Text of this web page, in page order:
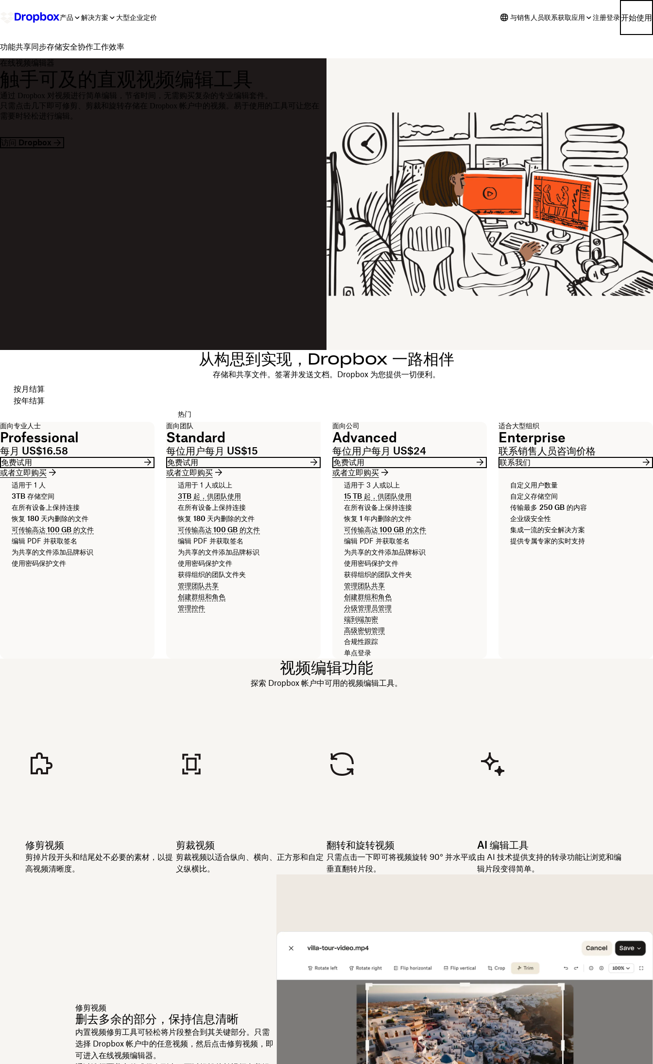
产品 解决方案 大型企业定价 与销售人员联系获取应用 注册登录开始使用
功能共享同步存储安全协作工作效率
在线视频编辑器
触手可及的直观视频编辑工具
通过 Dropbox 对视频进行简单编辑，节省时间，无需购买复杂的专业编辑套件。
只需点击几下即可修剪、剪裁和旋转存储在 Dropbox 帐户中的视频。易于使用的工具可让您在
需要时轻松进行编辑。
访问 Dropbox
从构思到实现，Dropbox 一路相伴
存储和共享文件。签署并发送文档。Dropbox 为您提供一切便利。
选择结算周期
按月结算
按年结算
面向专业人士
Professional
每月 US$16.58
免费试用
或者立即购买
适用于 1 人
3TB 存储空间
在所有设备上保持连接
恢复 180 天内删除的文件
可传输高达100 GB 的文件
编辑 PDF 并获取签名
为共享的文件添加品牌标识
使用密码保护文件
热门
面向团队
Standard
每位用户每月 US$15
免费试用
或者立即购买
适用于 1 人或以上
3TB 起，供团队使用
在所有设备上保持连接
恢复 180 天内删除的文件
可传输高达100 GB 的文件
编辑 PDF 并获取签名
为共享的文件添加品牌标识
使用密码保护文件
获得组织的团队文件夹
管理团队共享
创建群组和角色
管理控件
面向公司
Advanced
每位用户每月 US$24
免费试用
或者立即购买
适用于 3 人或以上
15 TB 起，供团队使用
在所有设备上保持连接
恢复 1 年内删除的文件
可传输高达100 GB 的文件
编辑 PDF 并获取签名
为共享的文件添加品牌标识
使用密码保护文件
获得组织的团队文件夹
管理团队共享
创建群组和角色
分级管理员管理
端到端加密
高级密钥管理
合规性跟踪
单点登录
适合大型组织
Enterprise
联系销售人员咨询价格
联系我们
自定义用户数量
自定义存储空间
传输最多 250 GB 的内容
企业级安全性
集成一流的安全解决方案
提供专属专家的实时支持
视频编辑功能
探索 Dropbox 帐户中可用的视频编辑工具。
修剪视频
剪掉片段开头和结尾处不必要的素材，以提
高视频清晰度。
剪裁视频
剪裁视频以适合纵向、横向、正方形和自定
义纵横比。
翻转和旋转视频
只需点击一下即可将视频旋转 90° 并水平或
垂直翻转片段。
AI 编辑工具
由 AI 技术提供支持的转录功能让浏览和编
辑片段变得简单。
修剪视频
删去多余的部分，保持信息清晰
内置视频修剪工具可轻松将片段整合到其关键部分。只需
选择 Dropbox 帐户中的任意视频，然后点击修剪视频 ，即
可进入在线视频编辑器。